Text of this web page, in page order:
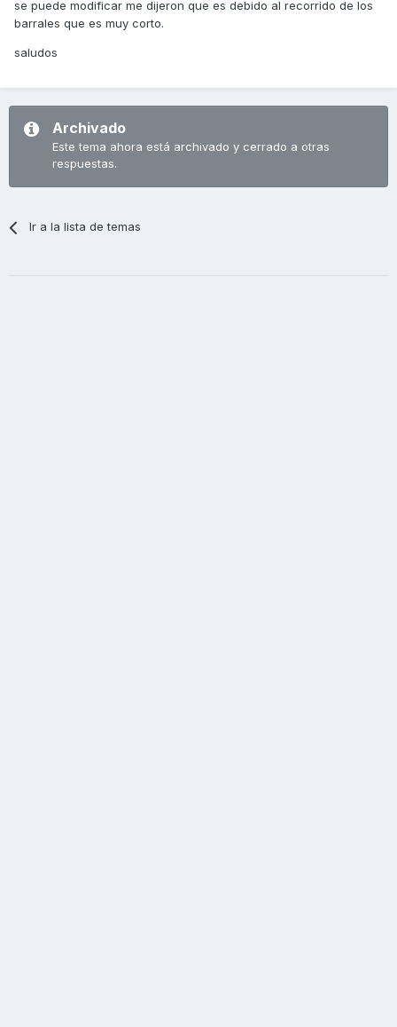
se puede modificar me dijeron que es debido al recorrido de los
barrales que es muy corto.
saludos
Archivado
Este tema ahora está archivado y cerrado a otras
respuestas.
Ir a la lista de temas